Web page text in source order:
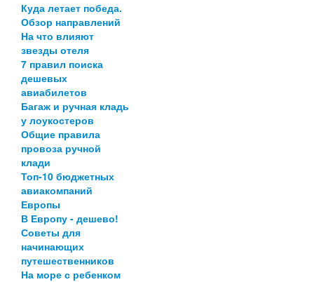
Куда летает победа.
Обзор направлений
На что влияют
звезды отеля
7 правил поиска
дешевых
авиабилетов
Багаж и ручная кладь
у лоукостеров
Общие правила
провоза ручной
клади
Топ-10 бюджетных
авиакомпаний
Европы
В Европу - дешево!
Советы для
начинающих
путешественников
На море с ребенком